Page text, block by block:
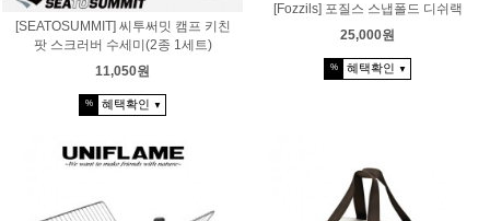
[SEATOSUMMIT] 씨투써밋 캠프 키친
팟 스크러버 수세미(2종 1세트)
11,050원
% 혜택확인 ▼
[Fozzils] 포질스 스냅폴드 디쉬랙
25,000원
% 혜택확인 ▼